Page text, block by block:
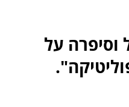
וסיפרה על